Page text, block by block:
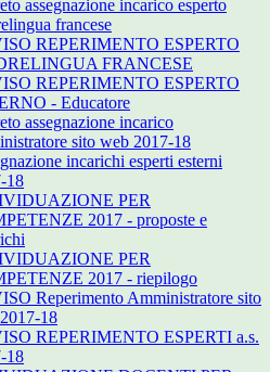
assegnazione incarico esperto
francese
REPERIMENTO ESPERTO
FRANCESE
REPERIMENTO ESPERTO
- Educatore
assegnazione incarico
sito web 2017-18
incarichi esperti esterni
18
PER
2017 - proposte e
PER
2017 - riepilogo
Reperimento Amministratore sito
18
REPERIMENTO ESPERTI a.s.
18